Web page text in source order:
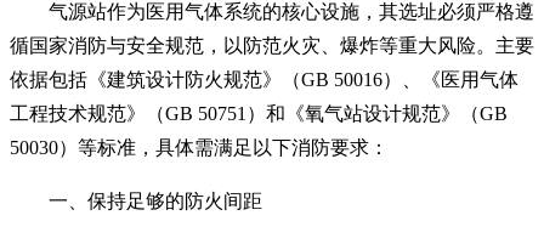
气源站作为医用气体系统的核心设施，其选址必须严格遵
循国家消防与安全规范，以防范火灾、爆炸等重大风险。主要
依据包括《建筑设计防火规范》（GB 50016）、《医用气体
工程技术规范》（GB 50751）和《氧气站设计规范》（GB
50030）等标准，具体需满足以下消防要求：
一、保持足够的防火间距